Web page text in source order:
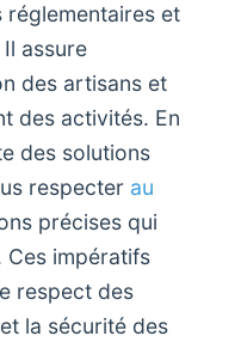
et
assure
des artisans et
des activités. En
des solutions
respecter au
précises qui
Ces impératifs
respect des
la sécurité des